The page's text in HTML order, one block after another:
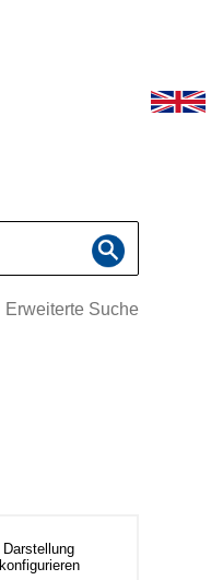
Erweiterte Suche
Darstellung
konfigurieren